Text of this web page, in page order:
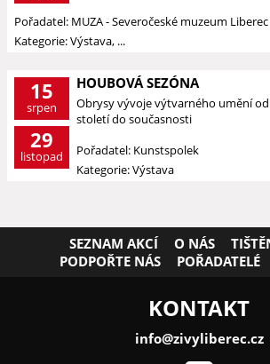
Pořadatel: MUZA - Severočeské muzeum Liberec
Kategorie: Výstava, ...
15
srpen
29
listopad
HOUBOVÁ SEZÓNA
Obrysy vývoje výtvarného umění
století do současnosti
Pořadatel: Kunstspolek
Kategorie: Výstava
SEZNAM AKCÍ O NÁS
PODPOŘTE NÁS
POŘADATELÉ
KONTAKT
info@zivyliberec.cz